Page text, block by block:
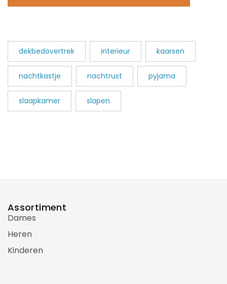
dekbedovertrek interieur kaarsen
nachtkastje nachtrust pyjama
slaapkamer slapen
Assortiment
Dames
Heren
Kinderen